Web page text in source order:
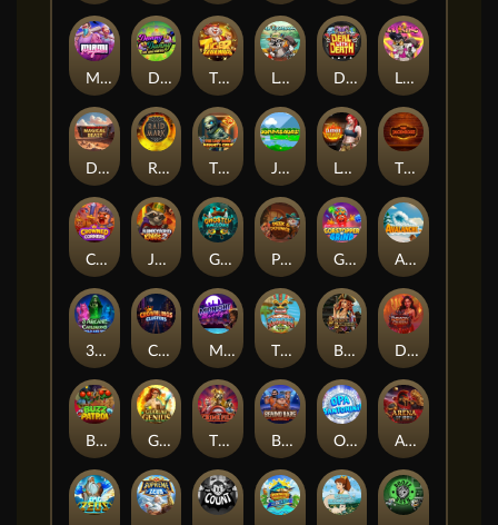
MIAMI MAYHEM DONNY AND DANNY TIGER LEGENDS Le Fisherman DEAL WITH DEATH LE KING
Darkside Prairie: Magical Beast Raidmark The Lost Book of Mummy’s Curse Jumpasaurs Leatherheads The Jack & Rose
Crowned Corners Junkyard Kings 2 Ghostly Hallows Peek & Pounce Gobstopper Grind Avalanche
3 Arcane Cauldrons Crownlings Clusters Midnight Mirage Tikitopia BoosterBelt Bonnie's Buccaneers Demon Queen
Buzz Patrol Gearlab Genius The Crime File Behind Bars: Masterplan Opa Santorini! Arena of Iron